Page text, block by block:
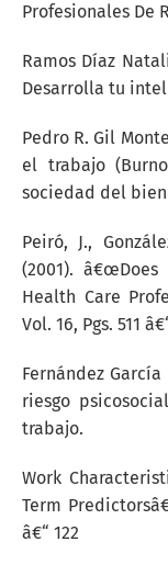
Profesionales De
Ramos Díaz
Desarrolla tu
Pedro R. Gil
el trabajo
sociedad del
Peiró, J.,
(2001).
Health Care
Vol. 16, Pgs. 511
Fernández
riesgo
trabajo.
Work
Term
â€“ 122